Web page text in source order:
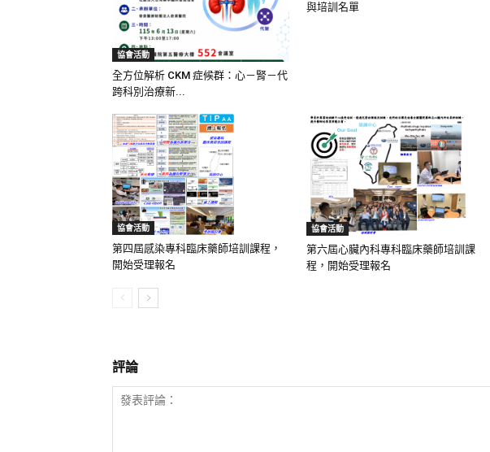
協會活動
全方位解析 CKM 症候群：心－腎－代
跨科別治療新...
與培訓名單
協會活動
第四屆感染專科臨床藥師培訓課程，
開始受理報名
協會活動
第六屆心臟內科專科臨床藥師培訓課
程，開始受理報名
評論